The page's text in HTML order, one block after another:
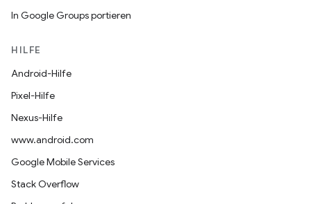
In Google Groups portieren
HILFE
Android-Hilfe
Pixel-Hilfe
Nexus-Hilfe
www.android.com
Google Mobile Services
Stack Overflow